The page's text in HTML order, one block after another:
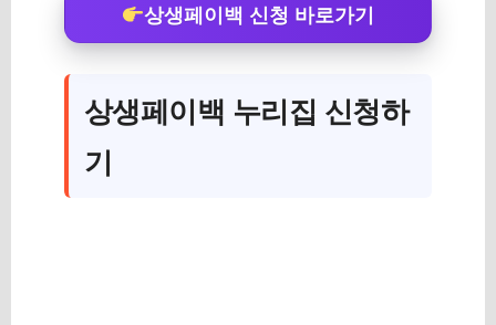
상생페이백 신청 바로가기
상생페이백 누리집 신청하
기